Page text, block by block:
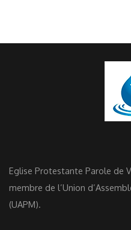
Eglise Protestante Parole de
membre de l’Union
(UAPM).